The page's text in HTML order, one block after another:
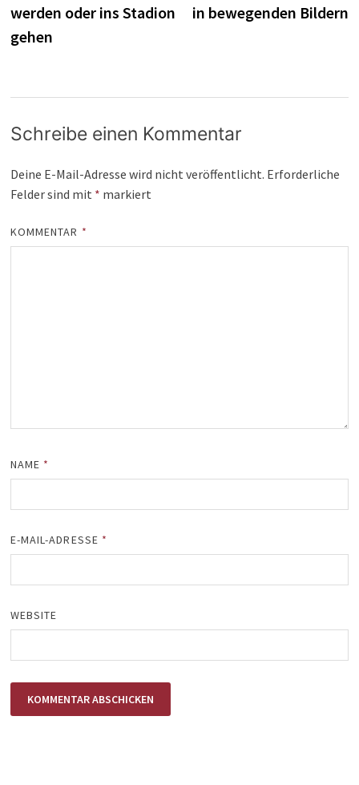
werden oder ins Stadion
gehen
in bewegenden Bildern
Schreibe einen Kommentar
Deine E-Mail-Adresse wird nicht veröffentlicht. Erforderliche
Felder sind mit * markiert
KOMMENTAR *
NAME *
E-MAIL-ADRESSE *
WEBSITE